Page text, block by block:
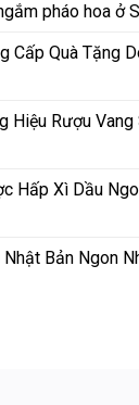
pháo hoa ở
Cấp Quà Tặng
Hiệu Rượu
Hấp Xì Dầu
Bản Ngon